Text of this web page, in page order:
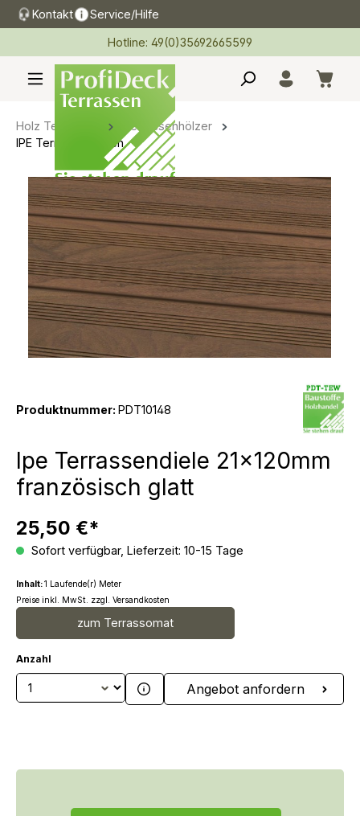
springen
Kontakt Service/Hilfe
Hotline: 49(0)35692665599
Holz Terrassen
Terrassenhölzer
IPE Terrassendielen
Produktnummer: PDT10148
Ipe Terrassendiele 21x120mm
französisch glatt
25,50 €*
Sofort verfügbar, Lieferzeit: 10-15 Tage
Inhalt:1 Laufende(r) Meter
Preise inkl. MwSt. zzgl. Versandkosten
zum Terrassomat
Anzahl
Produkt Anzahl: Gib denAngebot anfordern